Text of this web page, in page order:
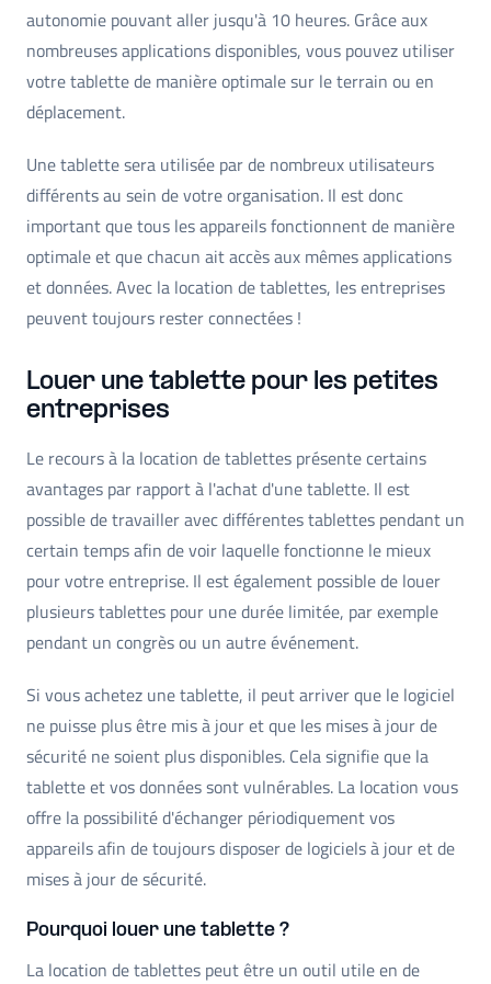
autonomie pouvant aller jusqu'à 10 heures. Grâce aux
nombreuses applications disponibles, vous pouvez utiliser
votre tablette de manière optimale sur le terrain ou en
déplacement.
Une tablette sera utilisée par de nombreux utilisateurs
différents au sein de votre organisation. Il est donc
important que tous les appareils fonctionnent de manière
optimale et que chacun ait accès aux mêmes applications
et données. Avec la location de tablettes, les entreprises
peuvent toujours rester connectées !
Louer une tablette pour les petites
entreprises
Le recours à la location de tablettes présente certains
avantages par rapport à l'achat d'une tablette. Il est
possible de travailler avec différentes tablettes pendant un
certain temps afin de voir laquelle fonctionne le mieux
pour votre entreprise. Il est également possible de louer
plusieurs tablettes pour une durée limitée, par exemple
pendant un congrès ou un autre événement.
Si vous achetez une tablette, il peut arriver que le logiciel
ne puisse plus être mis à jour et que les mises à jour de
sécurité ne soient plus disponibles. Cela signifie que la
tablette et vos données sont vulnérables. La location vous
offre la possibilité d'échanger périodiquement vos
appareils afin de toujours disposer de logiciels à jour et de
mises à jour de sécurité.
Pourquoi louer une tablette ?
La location de tablettes peut être un outil utile en de